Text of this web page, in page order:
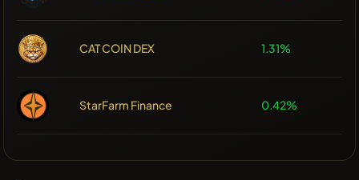
CAT COIN DEX 1.31%
StarFarm Finance 0.42%